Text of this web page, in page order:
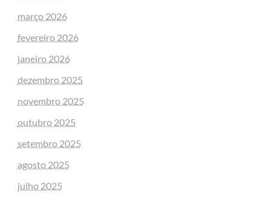
março 2026
fevereiro 2026
janeiro 2026
dezembro 2025
novembro 2025
outubro 2025
setembro 2025
agosto 2025
julho 2025